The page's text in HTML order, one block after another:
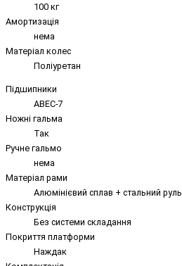
100 кг
Амортизація
нема
Матеріал колес
Поліуретан
Підшипники
ABEC-7
Ножні гальма
Так
Ручне гальмо
нема
Матеріал рами
Алюмінієвий сплав + стальний руль
Конструкція
Без системи складання
Покриття платформи
Наждак